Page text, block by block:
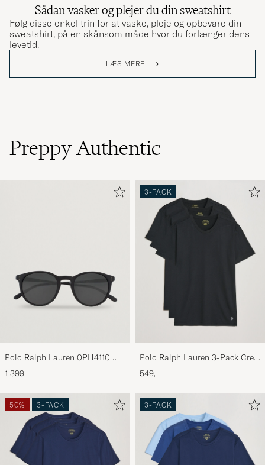
Sådan vasker og plejer du din sweatshirt
Følg disse enkel trin for at vaske, pleje og opbevare din
sweatshirt, på en skånsom måde hvor du forlænger dens
levetid.
LÆS MERE
Preppy Authentic
Polo Ralph Lauren 0PH4110
Round Sunglasses Matte Black
1 399,-
3-PACK
Polo Ralph Lauren 3-Pack Crew
Neck T-Shirt Black
549,-
50% 3-PACK 3-PACK